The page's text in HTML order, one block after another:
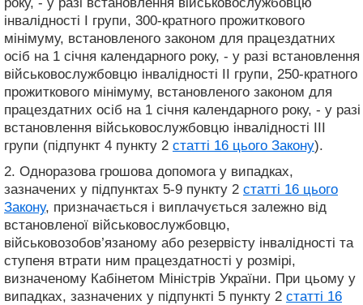
інвалідності I групи, 300-кратного прожиткового
мінімуму, встановленого законом для працездатних
осіб на 1 січня календарного року, - у разі встановлення
військовослужбовцю інвалідності II групи, 250-кратного
прожиткового мінімуму, встановленого законом для
працездатних осіб на 1 січня календарного року, - у разі
встановлення військовослужбовцю інвалідності III
групи (підпункт 4 пункту 2 статті 16 цього Закону).
2. Одноразова грошова допомога у випадках,
зазначених у підпунктах 5-9 пункту 2 статті 16 цього
Закону, призначається і виплачується залежно від
встановленої військовослужбовцю,
військовозобов’язаному або резервісту інвалідності та
ступеня втрати ним працездатності у розмірі,
визначеному Кабінетом Міністрів України. При цьому у
випадках, зазначених у підпункті 5 пункту 2 статті 16